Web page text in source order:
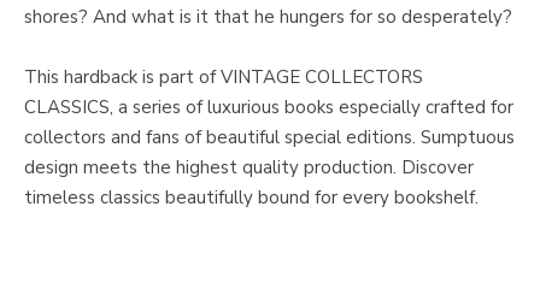
shores? And what is it that he hungers for so desperately?
This hardback is part of VINTAGE COLLECTORS
CLASSICS, a series of luxurious books especially crafted for
collectors and fans of beautiful special editions. Sumptuous
design meets the highest quality production. Discover
timeless classics beautifully bound for every bookshelf.